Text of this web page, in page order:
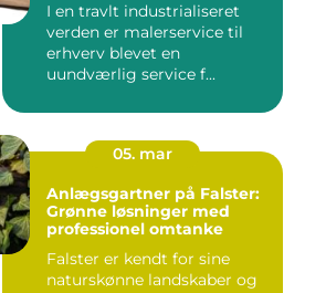
I en travlt industrialiseret
verden er malerservice til
erhverv blevet en
uundværlig service f...
05. mar
Anlægsgartner på Falster:
Grønne løsninger med
professionel omtanke
Falster er kendt for sine
naturskønne landskaber og